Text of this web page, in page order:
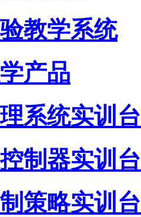
教学系统
产品
系统实训台
制器实训台
策略实训台